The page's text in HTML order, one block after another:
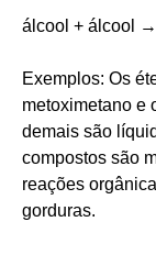
álcool + álcool
Exemplos: Os
metoximetano e
demais são
compostos são
reações
gorduras.